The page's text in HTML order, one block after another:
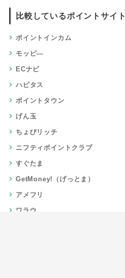
比較しているポイントサイト
ポイントインカム
モッピ―
ECナビ
ハピタス
ポイントタウン
げん玉
ちょびリッチ
ニフティポイントクラブ
すぐたま
GetMoney!（げっとま）
アメフリ
ワラウ